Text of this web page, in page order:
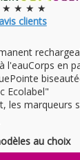
★ ★ ★ ★
clients
l'eauCorps en
Ecolabel"
les marqueurs
au choix